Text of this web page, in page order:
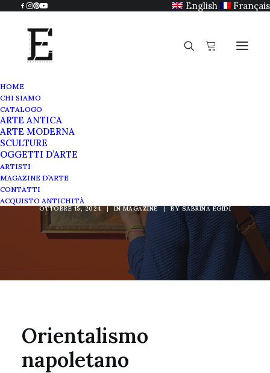
English Français
HOME
CHI SIAMO
CATALOGO
ARTE ANTICA
ARTE MODERNA
SCULTURE
OGGETTI D’ARTE
ARTISTI
MAGAZINE D’ARTE
CONTATTI
ACQUISTO ANTICHITÀ
Orientalismo
OTTOBRE 15, 2024 | INMAGAZINE | BYSABRINA EGIDI
Orientalismo
napoletano